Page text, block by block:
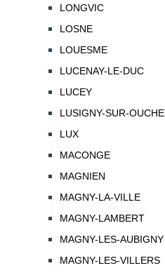
LONGVIC
LOSNE
LOUESME
LUCENAY-LE-DUC
LUCEY
LUSIGNY-SUR-OUCHE
LUX
MACONGE
MAGNIEN
MAGNY-LA-VILLE
MAGNY-LAMBERT
MAGNY-LES-AUBIGNY
MAGNY-LES-VILLERS